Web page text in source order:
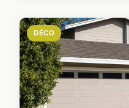
DÉCO